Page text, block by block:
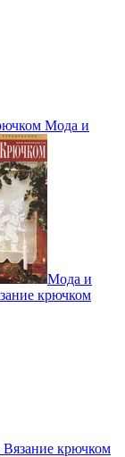
Мода и
Мода и
крючком
крючком